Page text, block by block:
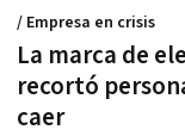
La marca de
recortó
caer
/ Empresa en crisis